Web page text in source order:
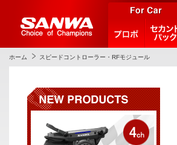
ホーム スピードコントローラー・RFモジュール